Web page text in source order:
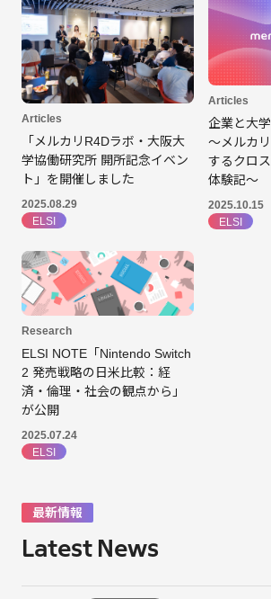
Articles
「メルカリR4Dラボ・大阪大
学協働研究所 開所記念イベン
ト」を開催しました
2025.08.29
ELSI
Articles
企業と大
～メルカ
するクロ
体験記～
2025.10.15
ELSI
Research
ELSI NOTE「Nintendo Switch
2 発売戦略の日米比較：経
済・倫理・社会の観点から」
が公開
2025.07.24
ELSI
最新情報
Latest News